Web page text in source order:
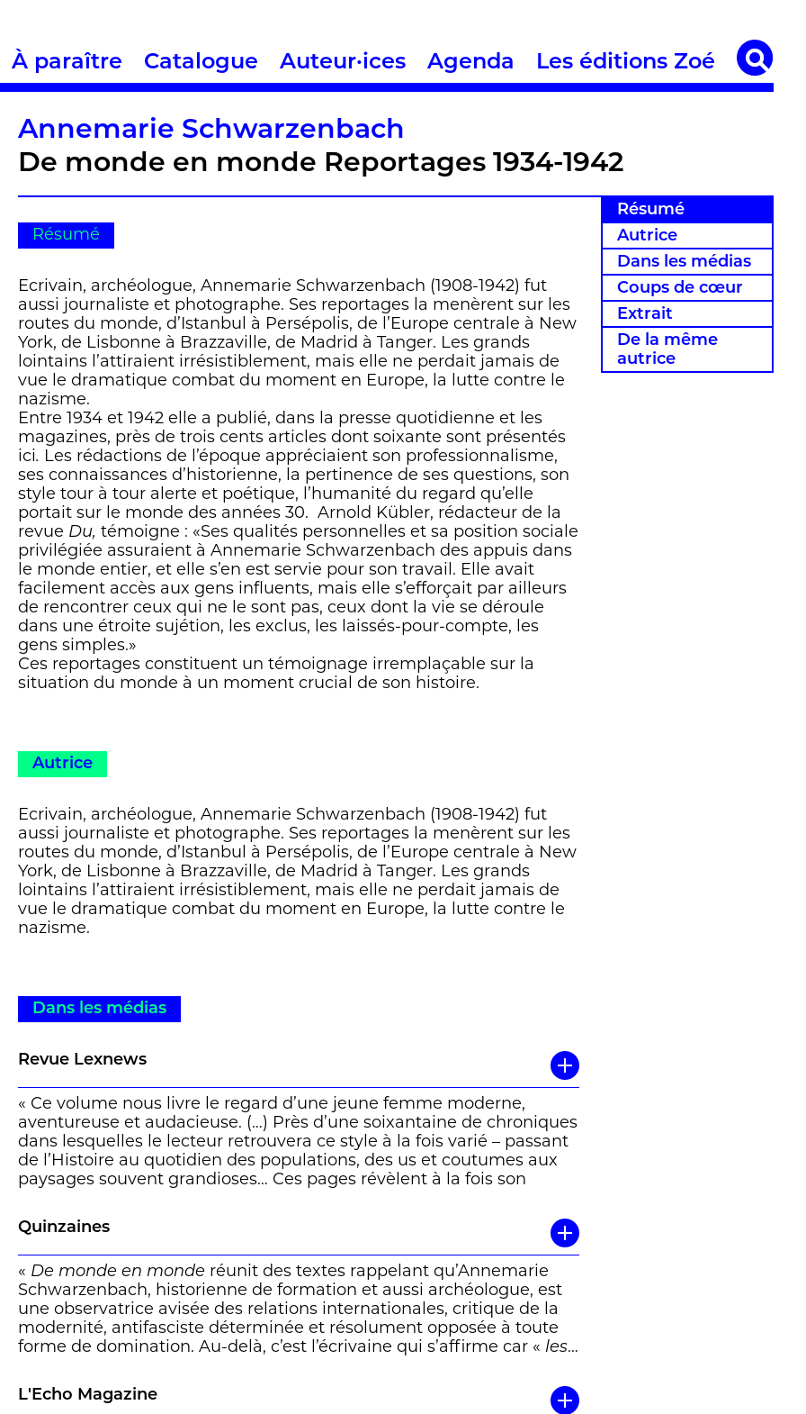
À paraître Catalogue Auteur·ices Agenda Les éditions Zoé
Annemarie Schwarzenbach
De monde en monde Reportages 1934-1942
Résumé
Autrice
Dans les médias
Coups de cœur
Extrait
De la même
autrice
Résumé
Ecrivain, archéologue, Annemarie Schwarzenbach (1908-1942) fut
aussi journaliste et photographe. Ses reportages la menèrent sur les
routes du monde, d’Istanbul à Persépolis, de l’Europe centrale à New
York, de Lisbonne à Brazzaville, de Madrid à Tanger. Les grands
lointains l’attiraient irrésistiblement, mais elle ne perdait jamais de
vue le dramatique combat du moment en Europe, la lutte contre le
nazisme.
Entre 1934 et 1942 elle a publié, dans la presse quotidienne et les
magazines, près de trois cents articles dont soixante sont présentés
ici. Les rédactions de l’époque appréciaient son professionnalisme,
ses connaissances d’historienne, la pertinence de ses questions, son
style tour à tour alerte et poétique, l’humanité du regard qu’elle
portait sur le monde des années 30. Arnold Kübler, rédacteur de la
revue Du, témoigne : «Ses qualités personnelles et sa position sociale
privilégiée assuraient à Annemarie Schwarzenbach des appuis dans
le monde entier, et elle s’en est servie pour son travail. Elle avait
facilement accès aux gens influents, mais elle s’efforçait par ailleurs
de rencontrer ceux qui ne le sont pas, ceux dont la vie se déroule
dans une étroite sujétion, les exclus, les laissés-pour-compte, les
gens simples.»
Ces reportages constituent un témoignage irremplaçable sur la
situation du monde à un moment crucial de son histoire.
Autrice
Ecrivain, archéologue, Annemarie Schwarzenbach (1908-1942) fut
aussi journaliste et photographe. Ses reportages la menèrent sur les
routes du monde, d’Istanbul à Persépolis, de l’Europe centrale à New
York, de Lisbonne à Brazzaville, de Madrid à Tanger. Les grands
lointains l’attiraient irrésistiblement, mais elle ne perdait jamais de
vue le dramatique combat du moment en Europe, la lutte contre le
nazisme.
Dans les médias
Revue Lexnews
« Ce volume nous livre le regard d’une jeune femme moderne,
aventureuse et audacieuse. (…) Près d’une soixantaine de chroniques
dans lesquelles le lecteur retrouvera ce style à la fois varié – passant
de l’Histoire au quotidien des populations, des us et coutumes aux
paysages souvent grandioses… Ces pages révèlent à la fois son
mais aussi toute sa poésie, cette poésie que reflètent ses propres
photographies illustrant ce volume et entraînant son lecteur avec
intérêt et une vive curiosité « De monde en monde ». »
Une chronique de Philippe-Emmanuel Krautter à lireici
Quinzaines
« De monde en monde réunit des textes rappelant qu’Annemarie
Schwarzenbach, historienne de formation et aussi archéologue, est
une observatrice avisée des relations internationales, critique de la
modernité, antifasciste déterminée et résolument opposée à toute
forme de domination. Au-delà, c’est l’écrivaine qui s’affirme car « les
de tenir à distance les déceptions et échecs, les ravages de la
drogue. Depuis sa rencontre avec « l’ange » dans
La Vallée heureuse ,
L'Echo Magazine